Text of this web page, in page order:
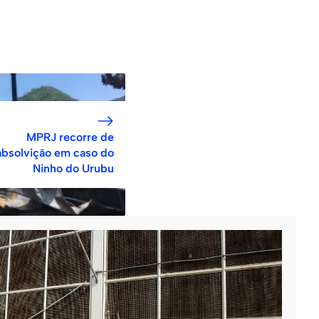
MPRJ recorre de
em caso do
Ninho do Urubu